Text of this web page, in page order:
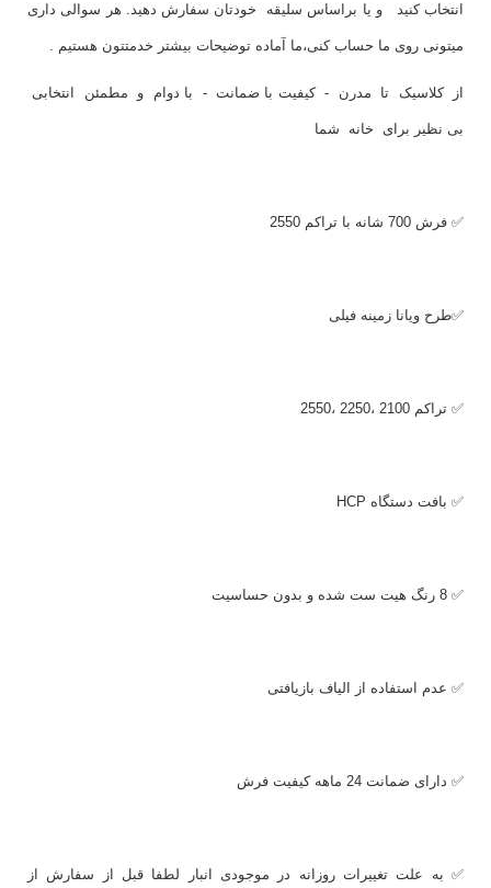
انتخاب کنید و یا براساس سلیقه خودتان سفارش دهید. هر سوالی داری
میتونی روی ما حساب کنی،ما آماده توضیحات بیشتر خدمتتون هستیم .
از کلاسیک تا مدرن - کیفیت با ضمانت - با دوام و مطمئن انتخابی
بی نظیر برای خانه شما
✅ فرش 700 شانه با تراکم 2550
✅طرح ویانا زمینه فیلی
✅ تراکم 2100 ،2250 ،2550
✅ بافت دستگاه HCP
✅ 8 رنگ هیت ست شده و بدون حساسیت
✅ عدم استفاده از الیاف بازیافتی
✅ دارای ضمانت 24 ماهه کیفیت فرش
✅ به علت تغییرات روزانه در موجودی انبار لطفا قبل از سفارش از